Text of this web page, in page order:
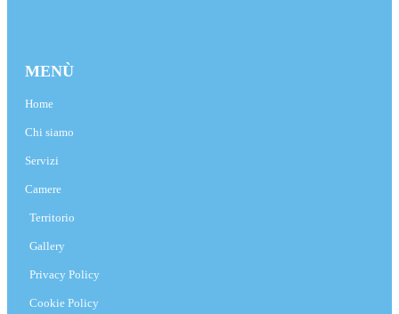
MENÙ
Home
Chi siamo
Servizi
Camere
Territorio
Gallery
Privacy Policy
Cookie Policy